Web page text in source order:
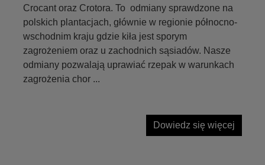
Crocant oraz Crotora. To odmiany sprawdzone na
polskich plantacjach, głównie w regionie północno-
wschodnim kraju gdzie kiła jest sporym
zagrożeniem oraz u zachodnich sąsiadów. Nasze
odmiany pozwalają uprawiać rzepak w warunkach
zagrożenia chor ...
Dowiedz się więcej